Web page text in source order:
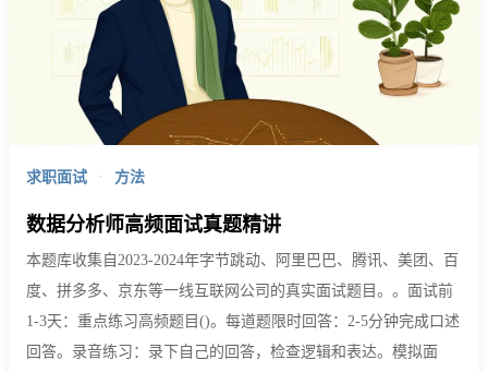
求职面试 · 方法
数据分析师高频面试真题精讲
本题库收集自2023-2024年字节跳动、阿里巴巴、腾讯、美团、百
度、拼多多、京东等一线互联网公司的真实面试题目。。面试前
1-3天：重点练习高频题目()。每道题限时回答：2-5分钟完成口述
回答。录音练习：录下自己的回答，检查逻辑和表达。模拟面